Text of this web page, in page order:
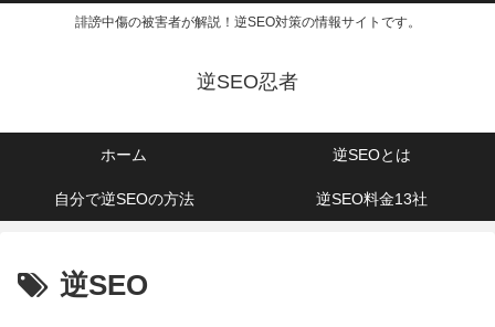
誹謗中傷の被害者が解説！逆SEO対策の情報サイトです。
逆SEO忍者
ホーム 逆SEOとは
自分で逆SEOの方法 逆SEO料金13社
逆SEO